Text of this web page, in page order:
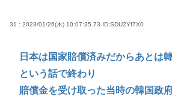
31 : 2023/01/26(木) 10:07:35.73 ID:SDU2Yf7X0
日本は国家賠償済みだからあとは
という話で終わり
賠償金を受け取った当時の韓国政